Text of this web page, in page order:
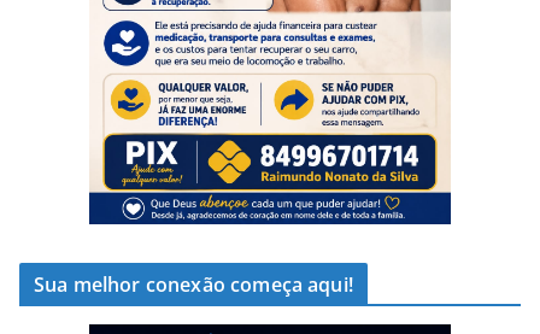
Sua melhor conexão começa aqui!